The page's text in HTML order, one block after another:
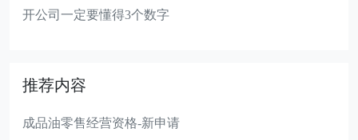
开公司一定要懂得3个数字
推荐内容
成品油零售经营资格-新申请